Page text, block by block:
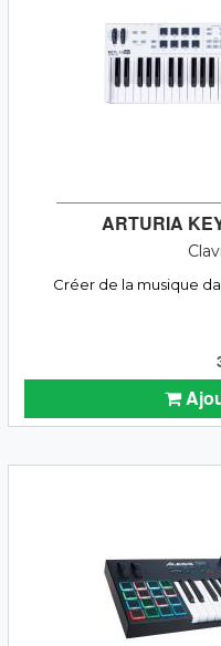
ARTURIA
Créer de la musique